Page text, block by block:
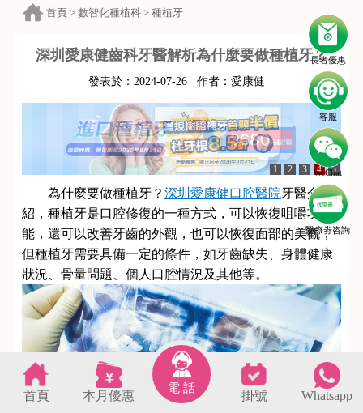
長者優惠
客服
WeChat
醫療劵咨詢
首頁 > 數智化種植科 > 種植牙
深圳愛康健齒科牙醫解析為什麼要做種植牙？
發表於： 2024-07-26 作者： 愛康健
1 2 3 4 5
為什麼要做種植牙？ 深圳愛康健口腔醫院牙醫介
紹，種植牙是口腔修復的一種方式，可以恢復咀嚼功
能，還可以改善牙齒的外觀，也可以恢復面部的美觀，
但種植牙需要具備一定的條件，如牙齒缺失、身體健康
狀況、骨量問題、個人口腔情況及其他等。
首頁 本月優惠
電 話
掛號 Whatsapp